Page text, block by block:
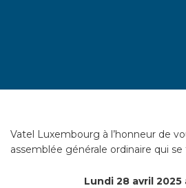
Vatel Luxembourg à l’honneur de
assemblée générale ordinaire qui
Lundi 28 avril 2025